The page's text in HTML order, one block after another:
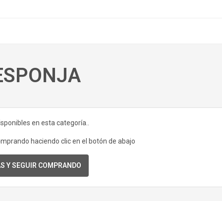
en esta categoría..
haciendo clic en el botón de abajo
Y SEGUIR COMPRANDO